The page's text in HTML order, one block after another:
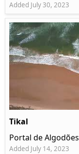
Added July 30, 2023
Tikal
Portal de Algodões
Added July 14, 2023